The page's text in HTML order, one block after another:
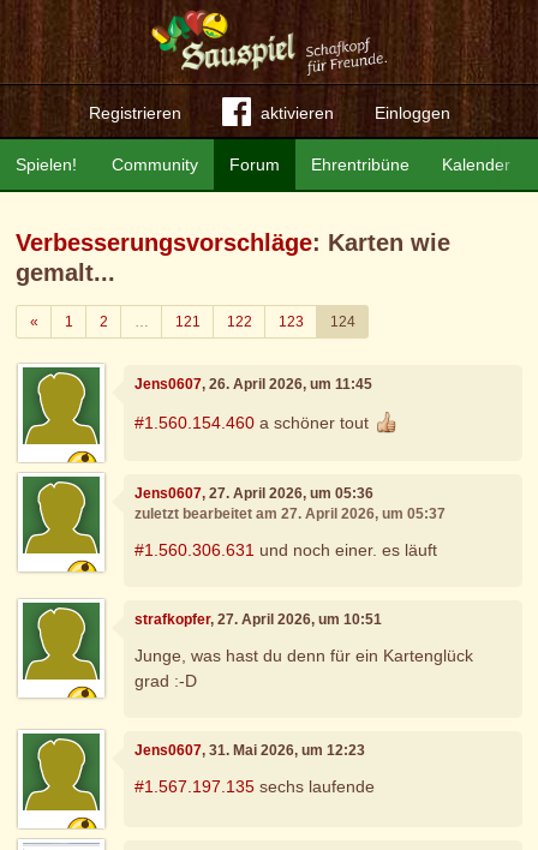
Registrieren aktivieren Einloggen
Community Forum Ehrentribüne Kalender
Spielen!
Verbesserungsvorschläge: Karten wie
gemalt...
«Zurück
1 2 … 121 122 123 124
Jens0607, 26. April 2026, um 11:45
#1.560.154.460 a schöner tout
Jens0607, 27. April 2026, um 05:36
zuletzt bearbeitet am 27. April 2026, um 05:37
#1.560.306.631 und noch einer. es läuft
strafkopfer, 27. April 2026, um 10:51
Junge, was hast du denn für ein Kartenglück
grad :-D
Jens0607, 31. Mai 2026, um 12:23
#1.567.197.135 sechs laufende